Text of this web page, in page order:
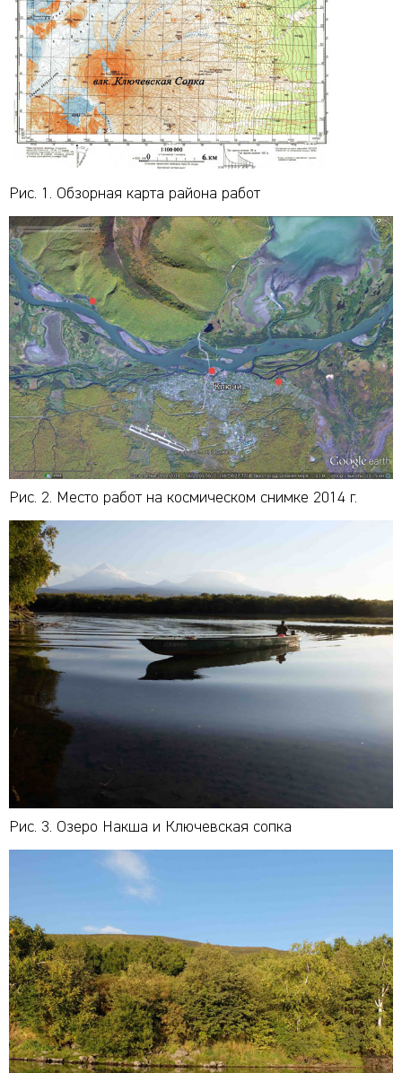
Рис. 1. Обзорная карта района работ
Рис. 2. Место работ на космическом снимке 2014 г.
Рис. 3. Озеро Накша и Ключевская сопка